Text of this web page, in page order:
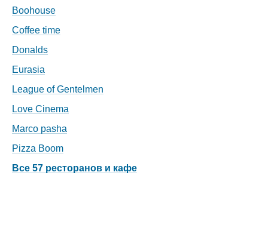
Boohouse
Coffee time
Donalds
Eurasia
League of Gentelmen
Love Cinema
Marco pasha
Pizza Boom
Все 57 ресторанов и кафе